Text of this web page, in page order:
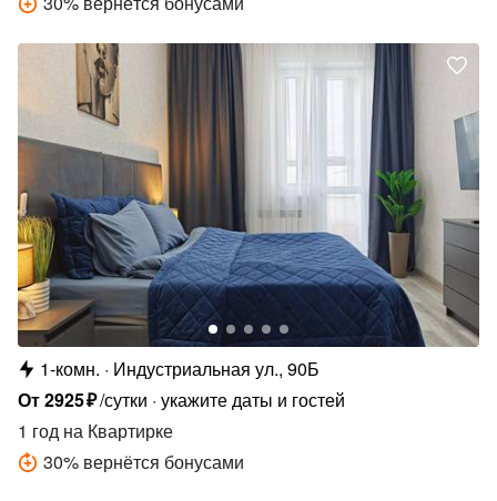
1-комн.
Индустриальная ул., 90Б
От2925₽/сутки укажите даты и гостей
1 год на Квартирке
30% вернётся бонусами